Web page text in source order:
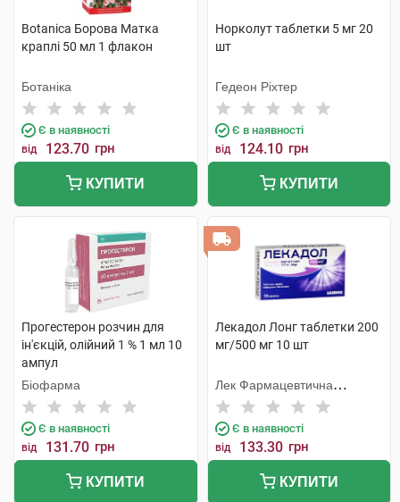
Botanica Борова Матка
краплі 50 мл 1 флакон
Ботаніка
Є в наявності
від 123.70 грн
КУПИТИ
Норколут таблетки 5 мг 20
шт
Гедеон Ріхтер
Є в наявності
від 124.10 грн
КУПИТИ
Прогестерон розчин для
ін'єкцій, олійний 1 % 1 мл 10
ампул
Біофарма
Є в наявності
від 131.70 грн
КУПИТИ
Лекадол Лонг таблетки 200
мг/500 мг 10 шт
Лек Фармацевтична
компанія
Є в наявності
від 133.30 грн
КУПИТИ